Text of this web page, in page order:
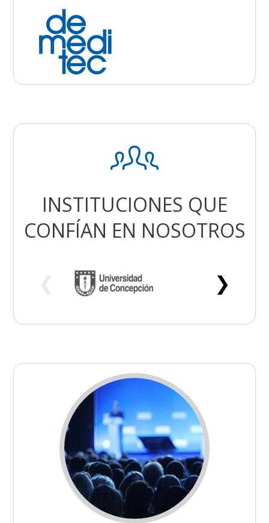
INSTITUCIONES QUE
CONFÍAN EN NOSOTROS
❯